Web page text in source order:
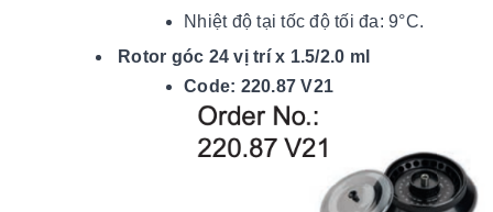
Nhiệt độ tại tốc độ tối đa: 9°C.
Rotor góc 24 vị trí x 1.5/2.0 ml
Code: 220.87 V21